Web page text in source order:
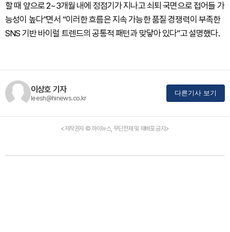
할 때 앞으로 2~3개월 내에 정점기가 지나고 쇠퇴 국면으로 접어들 가
능성이 높다”면서 “이러한 흐름은 지속 가능한 품질 경쟁력이 부족한
SNS 기반 바이럴 트렌드의 공통적 패턴과 맞닿아 있다”고 설명했다.
이상호 기자
leesh@hinews.co.kr
다른기사 보기
<저작권자 © 하이뉴스, 무단전재 및 재배포 금지>